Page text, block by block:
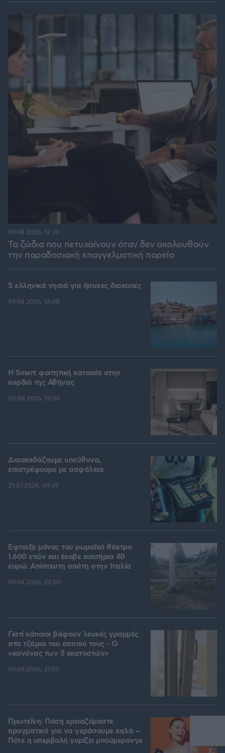
Τα ζώδια που πετυχαίνουν όταν δεν ακολουθούν
την παραδοσιακή επαγγελματική πορεία
09.08.2026, 12:30
5 ελληνικά νησιά για ήσυχες διακοπές
09.08.2026, 14:08
Η Smart φοιτητική κατοικία στην
καρδιά της Αθήνας
03.08.2026, 10:56
Διασκεδάζουμε υπεύθυνα,
επιστρέφουμε με ασφάλεια
29.07.2026, 09:39
Έφτιαξε μόνος του ρωμαϊκό θέατρο
1.600 ετών και έκοβε εισιτήρια 40
ευρώ: Απίστευτη απάτη στην Ιταλία
09.08.2026, 22:00
Γιατί κάποιοι βάφουν λευκές γραμμές
στα τζάμια του σπιτιού τους - Ο
«κανόνας των 5 εκατοστών»
09.08.2026, 21:59
Πρωτεΐνη: Πόση χρειαζόμαστε
πραγματικά για να γεράσουμε καλά –
Πότε η υπερβολή γυρίζει μπούμερανγκ